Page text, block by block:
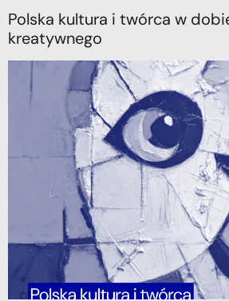
Polska kultura i twórca w
kreatywnego